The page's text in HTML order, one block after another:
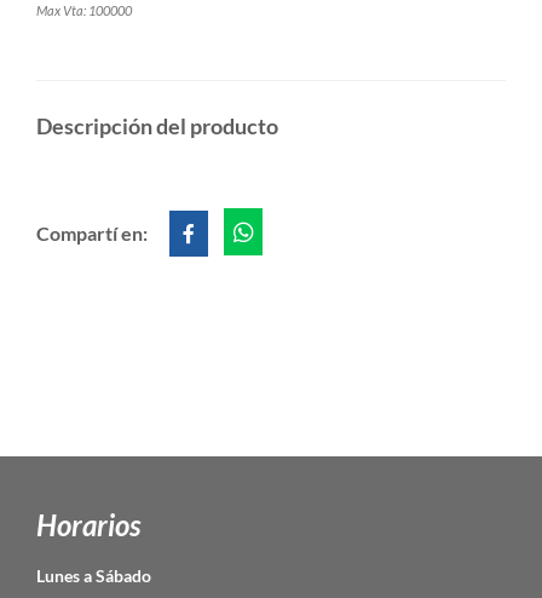
Max Vta: 100000
Descripción del producto
Compartí en:
Horarios
Lunes a Sábado